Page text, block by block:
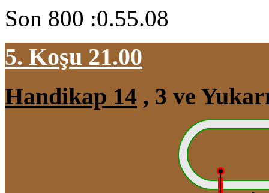
Son 800 :0.55.08
5. Koşu 21.00
Handikap 14 , 3 ve